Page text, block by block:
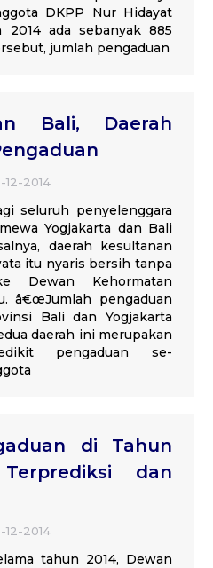
DKPP Nur Hidayat
2014 ada sebanyak 885
jumlah pengaduan
Bali, Daerah
12-2014
seluruh penyelenggara
Yogjakarta dan Bali
daerah kesultanan
itu nyaris bersih tanpa
Dewan Kehormatan
â€œJumlah pengaduan
Bali dan Yogjakarta
daerah ini merupakan
pengaduan se-
di Tahun
dan
12-2014
tahun 2014, Dewan